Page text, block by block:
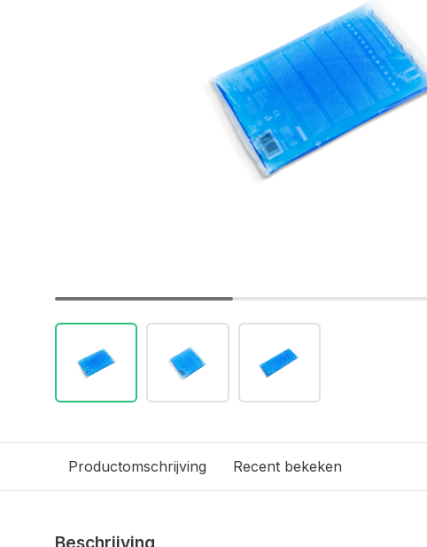
Productomschrijving Recent bekeken
Beschrijving